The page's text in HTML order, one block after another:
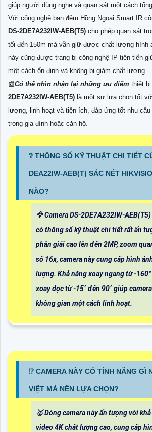
giúp người dùng nghe và quan sát một cách
Với công nghệ ban đêm Hồng Ngoại Smart IR
DS-2DE7A232IW-AEB(T5) cho phép quan sát
tối đến 150m mà vẫn giữ được chất lượng hình
này cũng được trang bị công nghệ IP tiên tiến
một cách ổn định và không bị giảm chất lượng.
📰Có thể nhìn nhận lại những ưu điểm thiết
2DE7A232IW-AEB(T5) là một sự lựa chọn tốt
lượng, linh hoạt và tiện ích, đáp ứng tốt nhu
trong gia đình hoặc căn hộ.
❔ THÔNG SỐ KỸ THUẬT CHI TIẾT
DEA22IW-AEB(T) SẮC NÉT
NÀO?
🦅 Camera DS-2DE7A232IW-
có thông số kỹ thuật chi tiết rất ấn
phân giải cao lên đến 2MP, zoom
số 16x, camera này cung cấp hình
lượng. Khả năng xoay ngang từ -160°
xoay dọc từ -15° đến 90° giúp
không gian một cách linh hoạt.
⁉️ CAMERA NÀY CÓ TÍNH NĂNG GÌ
VIỆT MÀ NÊN LỰA CHỌN?
🥇 Dòng camera này ấn tượng với
video 4K chất lượng cao, cung cấp